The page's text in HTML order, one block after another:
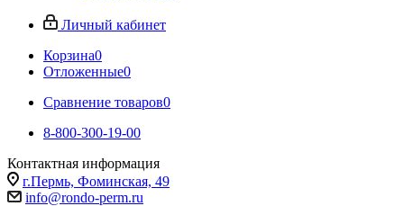
Личный кабинет
Корзина0
Отложенные0
Сравнение товаров0
8-800-300-19-00
Контактная информация
г.Пермь, Фоминская, 49
info@rondo-perm.ru